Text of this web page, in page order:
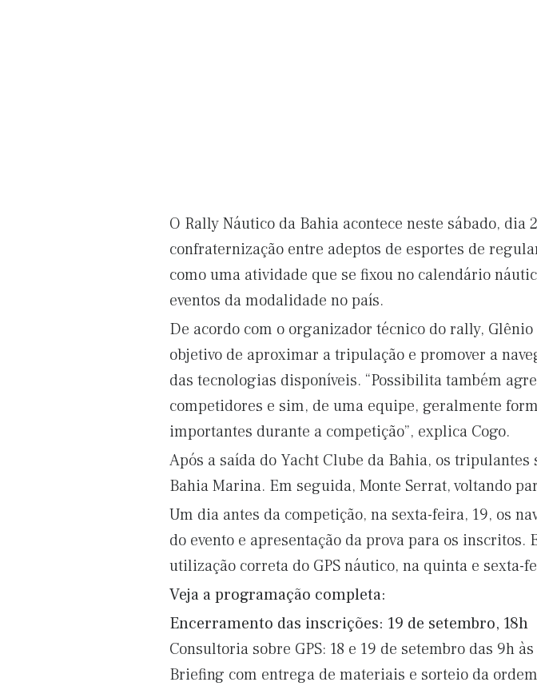
O Rally Náutico da Bahia acontece neste sábado,
confraternização entre adeptos de esportes de
como uma atividade que se fixou no calendário
eventos da modalidade no país.
De acordo com o organizador técnico do rally,
objetivo de aproximar a tripulação e promover a
das tecnologias disponíveis. “Possibilita também
competidores e sim, de uma equipe, geralmente
importantes durante a competição”, explica Cogo.
Após a saída do Yacht Clube da Bahia, os
Bahia Marina. Em seguida, Monte Serrat, voltando
Um dia antes da competição, na sexta-feira, 19, os
do evento e apresentação da prova para os
utilização correta do GPS náutico, na quinta e sexta-
Veja a programação completa:
Encerramento das inscrições: 19 de setembro, 18h
Consultoria sobre GPS: 18 e 19 de setembro das 9h
Briefing com entrega de materiais e sorteio da